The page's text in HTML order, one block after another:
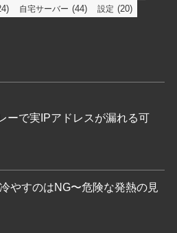
自宅サーバー (44) 設定 (20)
ーで実IPアドレスが漏れる可
やすのはNG〜危険な発熱の見